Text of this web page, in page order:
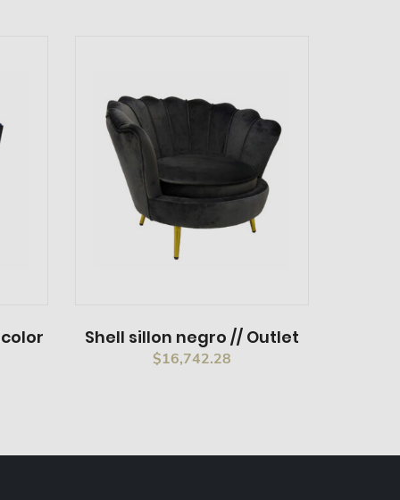
Shell sillon negro // Outlet
$16,742.28